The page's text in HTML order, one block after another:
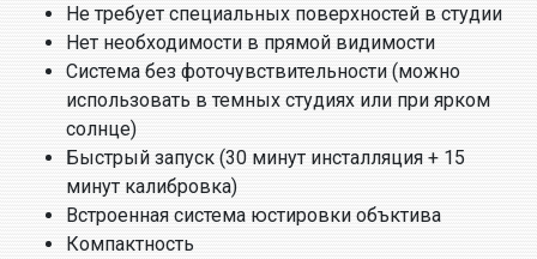
Не требует специальных поверхностей в студии
Нет необходимости в прямой видимости
Система без фоточувствительности (можно
использовать в темных студиях или при ярком
солнце)
Быстрый запуск (30 минут инсталляция + 15
минут калибровка)
Встроенная система юстировки объктива
Компактность